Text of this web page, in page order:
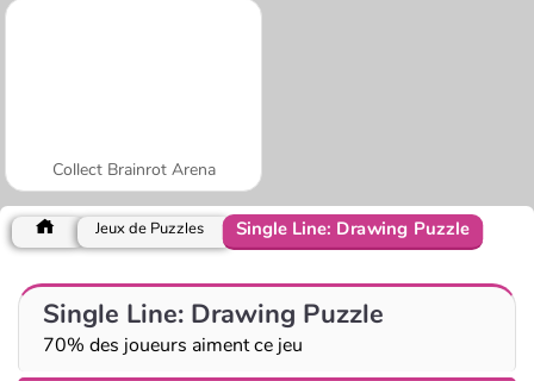
Collect Brainrot Arena
Jeux de Puzzles Single Line: Drawing Puzzle
Single Line: Drawing Puzzle
70% des joueurs aiment ce jeu